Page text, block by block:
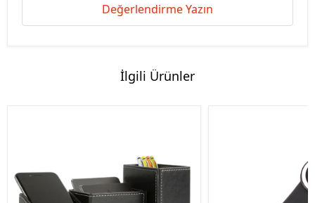
Değerlendirme Yazın
İlgili Ürünler